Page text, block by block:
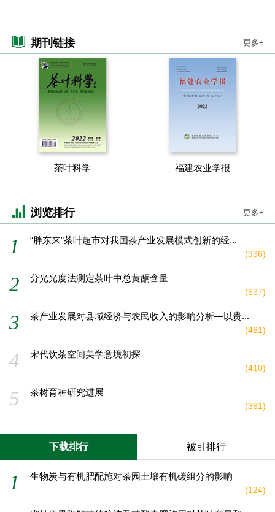
期刊链接 更多+
茶叶科学 福建农业学报
浏览排行 更多+
1 “胖东来”茶叶超市对我国茶产业发展模式创新的经...
(936)
2 分光光度法测定茶叶中总黄酮含量
(637)
3 茶产业发展对县域经济与农民收入的影响分析—以贵...
(461)
4 宋代饮茶空间美学意境初探
(410)
5 茶树育种研究进展
(381)
下载排行 被引排行
1 生物炭与有机肥配施对茶园土壤有机碳组分的影响
(124)